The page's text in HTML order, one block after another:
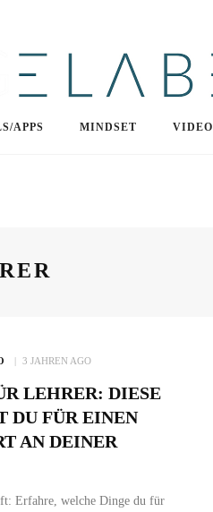
APPS MINDSET VIDEO
3 JAHREN AGO
LEHRER: DIESE
DU FÜR EINEN
AN DEINER
Erfahre, welche Dinge du für